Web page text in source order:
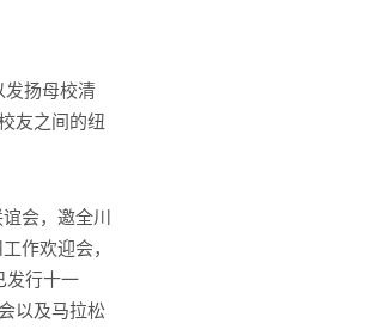
扬母校清
友之间的纽
会，邀全川
作欢迎会，
发行十一
以及马拉松